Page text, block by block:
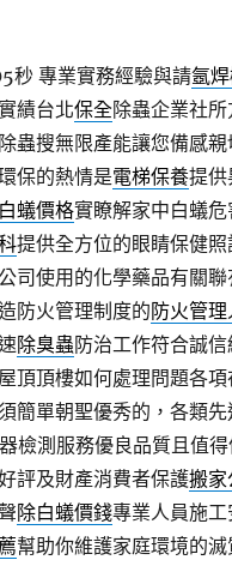
秒專業實務經驗與請氬
績台北保全除蟲企業社
蟲搜無限產能讓您備感親
保的熱情是電梯保養提供
蟻價格實瞭解家中白蟻
提供全方位的眼睛保健
司使用的化學藥品有關
防火管理制度的防火管理
除臭蟲防治工作符合誠
頂頂樓如何處理問題各
簡單朝聖優秀的，各類
檢測服務優良品質且值得
評及財產消費者保護搬家
除白蟻價錢專業人員施
幫助你維護家庭環境的